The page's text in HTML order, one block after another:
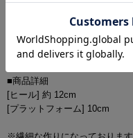
37(23.5cm-24.0cm)
38(24.0cm-24.5cm)
39(24.5cm-25.0cm)
■商品詳細
[ヒール] 約 12cm
[プラットフォーム] 10cm